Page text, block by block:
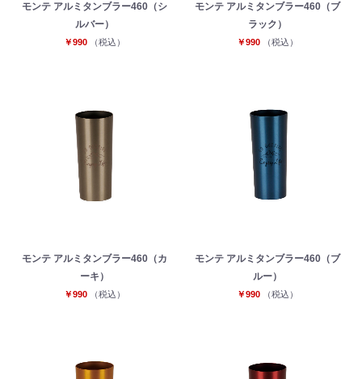
モンテ アルミタンブラー460（シ
ルバー）
￥990 （税込）
モンテ アルミタンブラー460（ブ
ラック）
￥990 （税込）
モンテ アルミタンブラー460（カ
ーキ）
￥990 （税込）
モンテ アルミタンブラー460（ブ
ルー）
￥990 （税込）